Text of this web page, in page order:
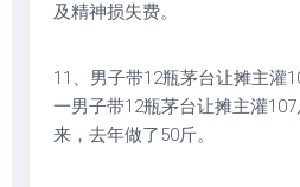
及精神损失费。
11、男子带12瓶茅台让摊主灌
一男子带12瓶茅台让摊主灌
来，去年做了50斤。